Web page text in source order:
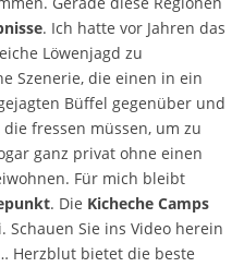
. Ich hatte vor Jahren das
Löwenjagd zu
Szenerie, die einen in ein
Büffel gegenüber und
fressen müssen, um zu
ganz privat ohne einen
Für mich bleibt
. Die Kicheche Camps
Sie ins Video herein
Herzblut bietet die beste